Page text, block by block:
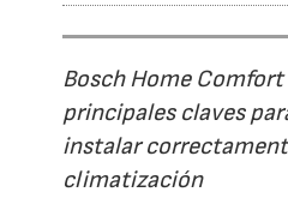
Bosch Home
principales claves
instalar
climatización